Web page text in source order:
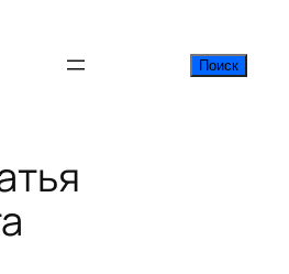
Поиск
Поиск